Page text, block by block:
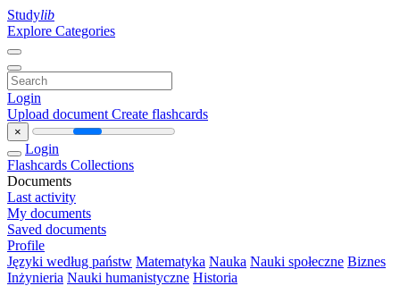
Studylib
Explore Categories
Login
Upload document Create flashcards
×
Login
Flashcards Collections
Documents
Last activity
My documents
Saved documents
Profile
Języki według państw Matematyka Nauka Nauki społeczne Biznes
Inżynieria Nauki humanistyczne Historia